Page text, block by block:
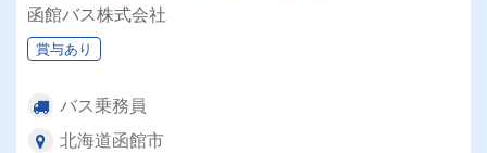
函館バス株式会社
賞与あり
バス乗務員
北海道函館市